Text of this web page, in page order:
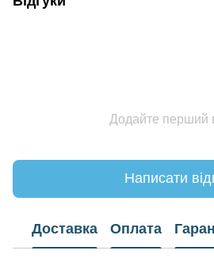
Додайте перший
Написати
Доставка Оплата